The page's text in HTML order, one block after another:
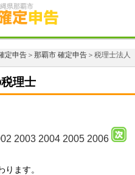
県那覇市
定申告＞ 那覇市 確定申告＞税理士法人
理士
2003 2004 2005 2006
ます。